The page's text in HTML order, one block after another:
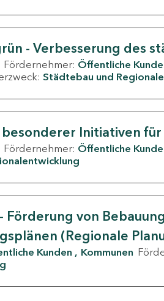
- Verbesserung des
Fördernehmer: Öffentliche
Städtebau und
Initiativen
Fördernehmer: Öffentliche
Förderung von
(Regionale
Kunden Kommunen